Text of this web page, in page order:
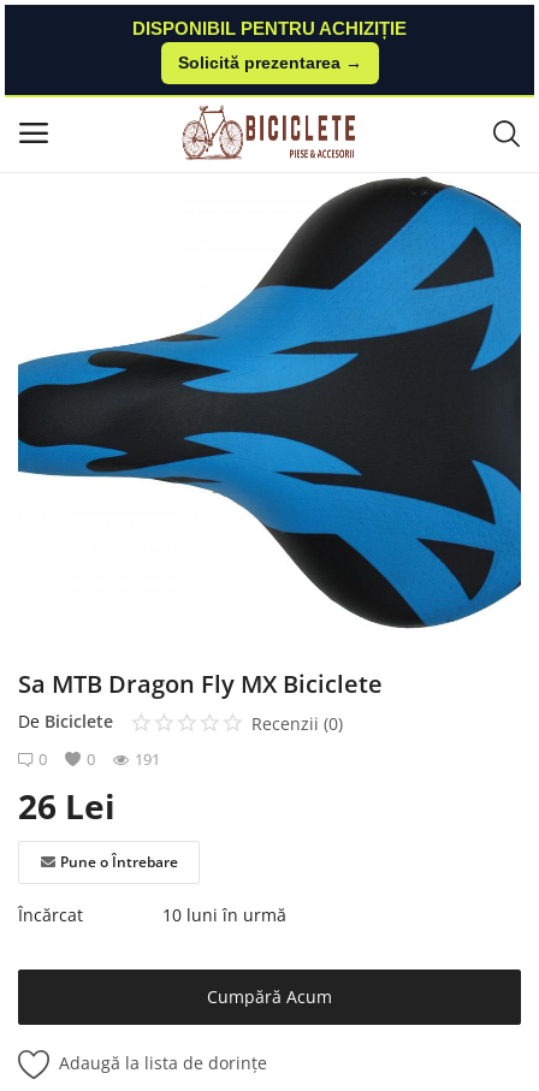
DISPONIBIL PENTRU ACHIZIȚIE
Solicită prezentarea →
Meniu principal
Contact
Autentificare
Suspensie-cadru
Sa MTB Dragon Fly MX Biciclete
Sa MTB Dragon Fly MX Biciclete
De Biciclete Recenzii (0)
0 0 191
26 Lei
Pune o Întrebare
Încărcat 10 luni în urmă
Cumpără Acum
Adaugă la lista de dorințe